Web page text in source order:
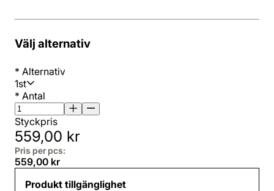
Välj alternativ
* Alternativ
1st
* Antal
Styckpris
559,00 kr
Pris per pcs:
559,00 kr
Produkt tillgänglighet